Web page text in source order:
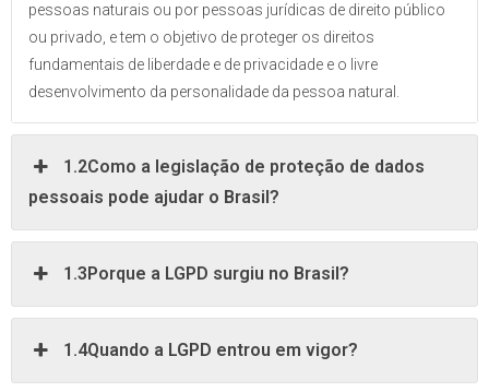
pessoas naturais ou por pessoas jurídicas de direito público
ou privado, e tem o objetivo de proteger os direitos
fundamentais de liberdade e de privacidade e o livre
desenvolvimento da personalidade da pessoa natural.
1.2Como a legislação de proteção de dados
pessoais pode ajudar o Brasil?
1.3Porque a LGPD surgiu no Brasil?
1.4Quando a LGPD entrou em vigor?